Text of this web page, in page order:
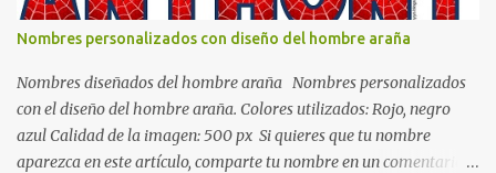
de calidez. Los colores terra son excelentes para usar en el
dormitorio nos brinda esa sensación de tranquilidad y confort. El
color gris es un color muy relajante y por lo tanto entra en la lista
de colo...
Nombres personalizados con diseño del hombre araña
Nombres diseñados del hombre araña Nombres personalizados
con el diseño del hombre araña. Colores utilizados: Rojo, negro
azul Calidad de la imagen: 500 px Si quieres que tu nombre
aparezca en este artículo, comparte tu nombre en un comentario y